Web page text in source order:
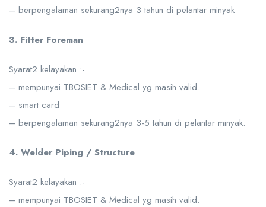
– berpengalaman sekurang2nya 3 tahun di pelantar minyak
3. Fitter Foreman
Syarat2 kelayakan :-
– mempunyai TBOSIET & Medical yg masih valid.
– smart card
– berpengalaman sekurang2nya 3-5 tahun di pelantar minyak.
4. Welder Piping / Structure
Syarat2 kelayakan :-
– mempunyai TBOSIET & Medical yg masih valid.